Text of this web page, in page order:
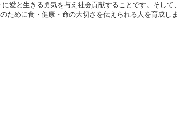
愛と生きる勇気を与え社会貢献することです。そして、
ために食・健康・命の大切さを伝えられる人を育成しま